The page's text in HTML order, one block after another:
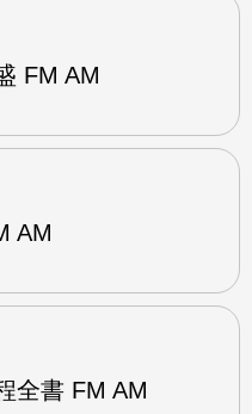
FM AM
AM
全書 FM AM